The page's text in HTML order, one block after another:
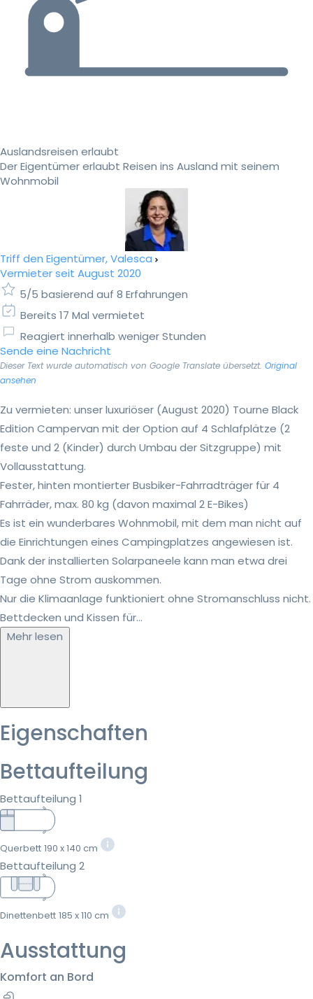
Auslandsreisen erlaubt
Der Eigentümer erlaubt Reisen ins Ausland mit seinem
Wohnmobil
Triff den Eigentümer, Valesca
Vermieter seit August 2020
5/5 basierend auf 8 Erfahrungen
Bereits 17 Mal vermietet
Reagiert innerhalb weniger Stunden
Sende eine Nachricht
Dieser Text wurde automatisch von Google Translate übersetzt. Original
ansehen
Zu vermieten: unser luxuriöser (August 2020) Tourne Black
Edition Campervan mit der Option auf 4 Schlafplätze (2
feste und 2 (Kinder) durch Umbau der Sitzgruppe) mit
Vollausstattung.
Fester, hinten montierter Busbiker-Fahrradträger für 4
Fahrräder, max. 80 kg (davon maximal 2 E-Bikes)
Es ist ein wunderbares Wohnmobil, mit dem man nicht auf
die Einrichtungen eines Campingplatzes angewiesen ist.
Dank der installierten Solarpaneele kann man etwa drei
Tage ohne Strom auskommen.
Nur die Klimaanlage funktioniert ohne Stromanschluss nicht.
Bettdecken und Kissen für...
Mehr lesen
Eigenschaften
Bettaufteilung
Bettaufteilung 1
Querbett 190 x 140 cm
Bettaufteilung 2
Dinettenbett 185 x 110 cm
Ausstattung
Komfort an Bord